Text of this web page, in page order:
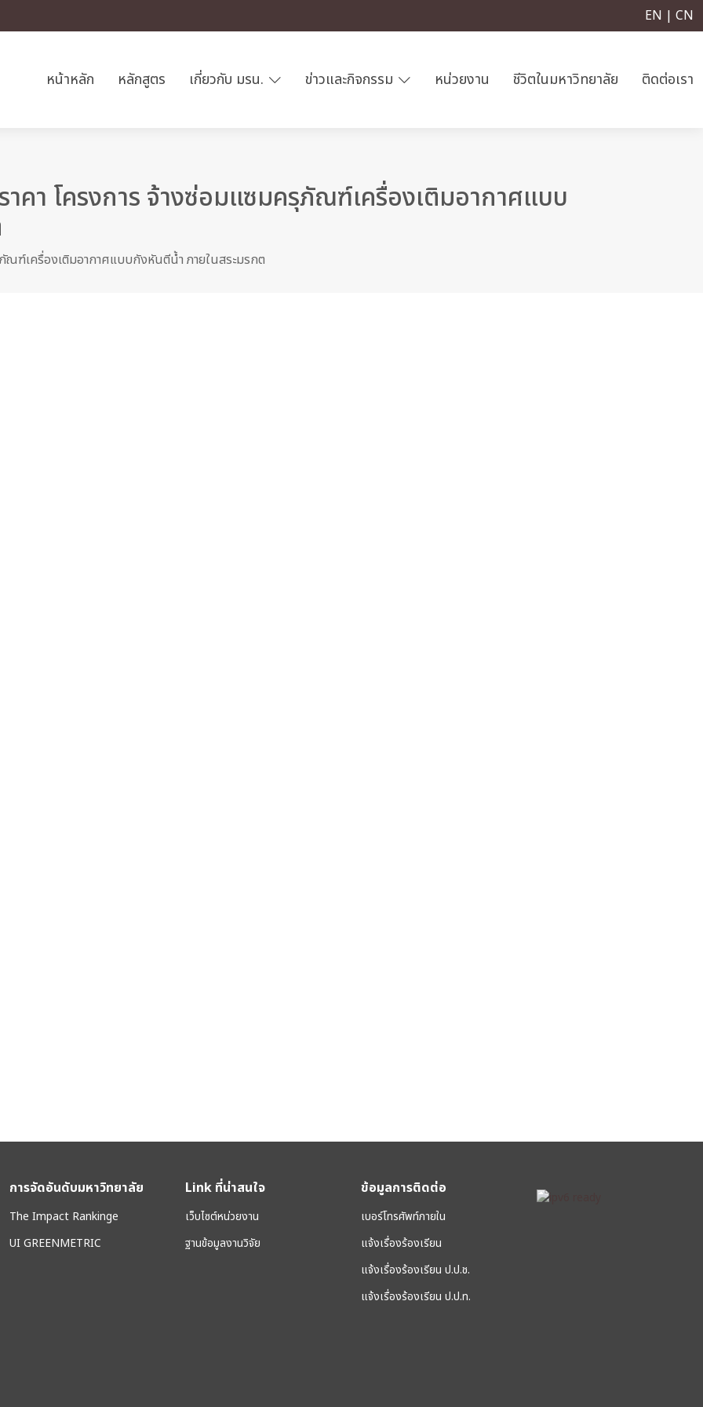
EN | CN
หน้าหลัก หลักสูตร เกี่ยวกับ มรน. ข่าวและกิจกรรม หน่วยงาน ชีวิตในมหาวิทยาลัย ติดต่อเรา
าคา โครงการ จ้างซ่อมแซมครุภัณฑ์เครื่องเติมอากาศแบบ
ณฑ์เครื่องเติมอากาศแบบกังหันตีน้ำ ภายในสระมรกต
การจัดอันดับมหาวิทยาลัย
The Impact Rankinge
UI GREENMETRIC
Link ที่น่าสนใจ
เว็บไซต์หน่วยงาน
ฐานข้อมูลงานวิจัย
ข้อมูลการติดต่อ
เบอร์โทรศัพท์ภายใน
แจ้งเรื่องร้องเรียน
แจ้งเรื่องร้องเรียน ป.ป.ช.
แจ้งเรื่องร้องเรียน ป.ป.ท.